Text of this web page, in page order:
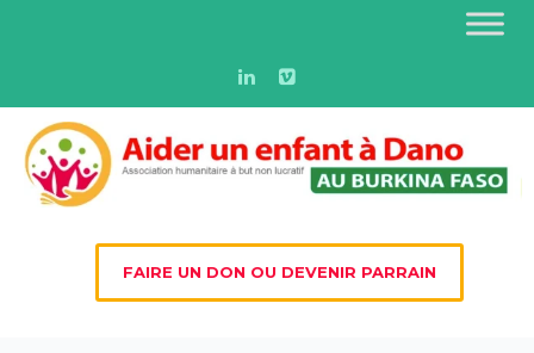
FAIRE UN DON OU DEVENIR PARRAIN